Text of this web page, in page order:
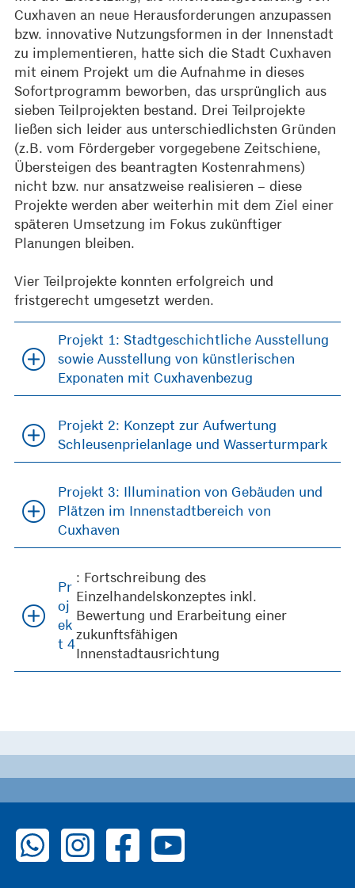
Cuxhaven an neue Herausforderungen anzupassen
bzw. innovative Nutzungsformen in der Innenstadt
zu implementieren, hatte sich die Stadt Cuxhaven
mit einem Projekt um die Aufnahme in dieses
Sofortprogramm beworben, das ursprünglich aus
sieben Teilprojekten bestand. Drei Teilprojekte
ließen sich leider aus unterschiedlichsten Gründen
(z.B. vom Fördergeber vorgegebene Zeitschiene,
Übersteigen des beantragten Kostenrahmens)
nicht bzw. nur ansatzweise realisieren – diese
Projekte werden aber weiterhin mit dem Ziel einer
späteren Umsetzung im Fokus zukünftiger
Planungen bleiben.
Vier Teilprojekte konnten erfolgreich und
fristgerecht umgesetzt werden.
Projekt 1: Stadtgeschichtliche Ausstellung
sowie Ausstellung von künstlerischen
Exponaten mit Cuxhavenbezug
Projekt 2: Konzept zur Aufwertung
Schleusenprielanlage und Wasserturmpark
Projekt 3: Illumination von Gebäuden und
Plätzen im Innenstadtbereich von
Cuxhaven
Pr
oj
ek
t 4
: Fortschreibung des
Einzelhandelskonzeptes inkl.
Bewertung und Erarbeitung einer
zukunftsfähigen
Innenstadtausrichtung
zu WhatsAppzu Instagramzu Facebook
zu YouTube